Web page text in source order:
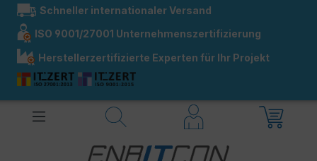
springen
Schneller internationaler Versand
ISO 9001/27001 Unternehmenszertifizierung
Herstellerzertifizierte Experten für Ihr Projekt